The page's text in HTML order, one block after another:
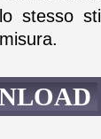
stesso